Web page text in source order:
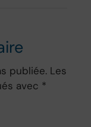
publiée. Les
avec *